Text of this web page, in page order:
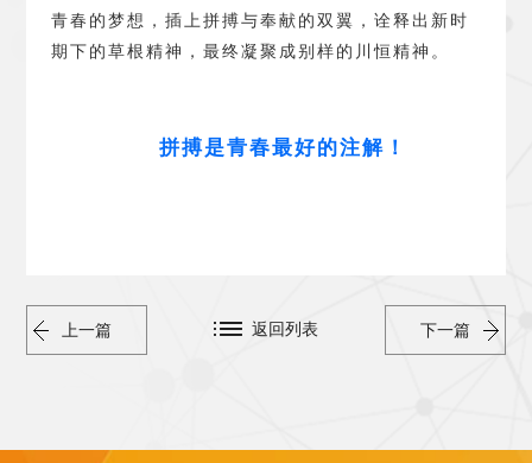
青春的梦想，插上拼搏与奉献的双翼，诠释出新时
期下的草根精神，最终凝聚成别样的川恒精神。
拼搏是青春最好的注解 ！
上一篇 下一篇
返回列表